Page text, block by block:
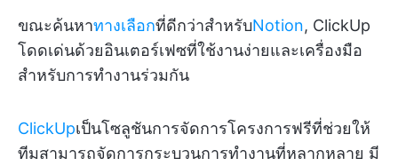
ขณะค้นหาทางเลือกที่ดีกว่าสำหรับNotion, ClickUp
โดดเด่นด้วยอินเตอร์เฟซที่ใช้งานง่ายและเครื่องมือ
สำหรับการทำงานร่วมกัน
ClickUpเป็นโซลูชันการจัดการโครงการฟรีที่ช่วยให้
ทีมสามารถจัดการกระบวนการทำงานที่หลากหลาย มี